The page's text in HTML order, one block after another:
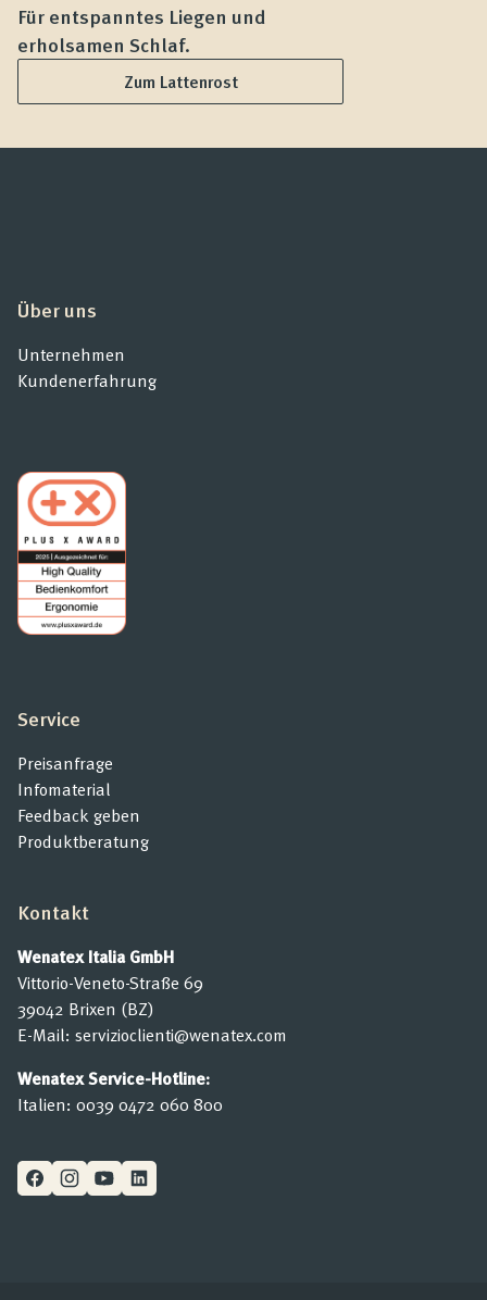
Für entspanntes Liegen und
erholsamen Schlaf.
Zum Lattenrost
Über uns
Unternehmen
Kundenerfahrung
Service
Preisanfrage
Infomaterial
Feedback geben
Produktberatung
Kontakt
Wenatex Italia GmbH
Vittorio-Veneto-Straße 69
39042 Brixen (BZ)
E-Mail: servizioclienti@wenatex.com
Wenatex Service-Hotline:
Italien: 0039 0472 060 800